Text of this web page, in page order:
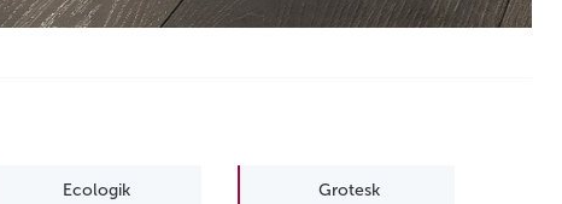
Ecologik Grotesk